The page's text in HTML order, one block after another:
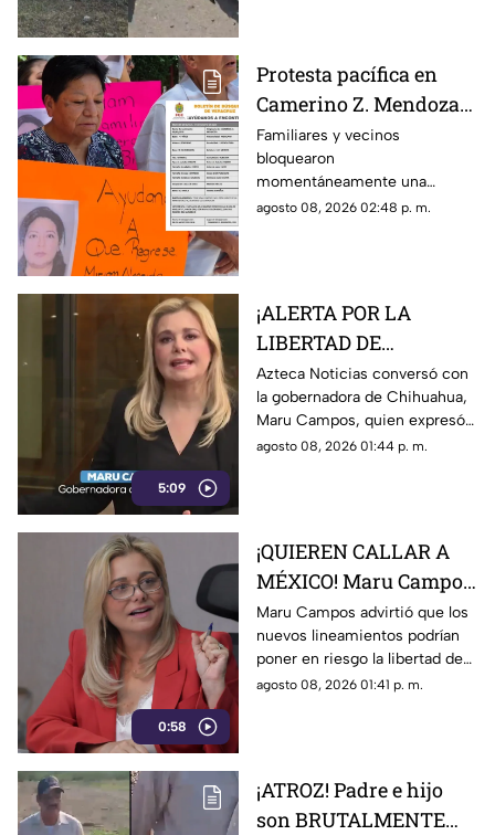
Protesta pacífica en
Camerino Z. Mendoza
por desaparición de
comerciante; ¿qué exige
su familia?
Familiares y vecinos
bloquearon
momentáneamente una
avenida de Camerino Z.
agosto 08, 2026 02:48 p. m.
5:09
¡ALERTA POR LA
LIBERTAD DE
EXPRESIÓN! Maru
Campos advierte
posibles riesgos por
nuevos lineamientos
Azteca Noticias conversó con
la gobernadora de Chihuahua,
Maru Campos, quien expresó
su preocupación por los
agosto 08, 2026 01:44 p. m.
0:58
¡QUIEREN CALLAR A
MÉXICO! Maru Campos
alerta por nuevos
lineamientos y posible
censura
Maru Campos advirtió que los
nuevos lineamientos podrían
poner en riesgo la libertad de
expresión y abrir la puerta a
agosto 08, 2026 01:41 p. m.
¡ATROZ! Padre e hijo
son BRUTALMENTE